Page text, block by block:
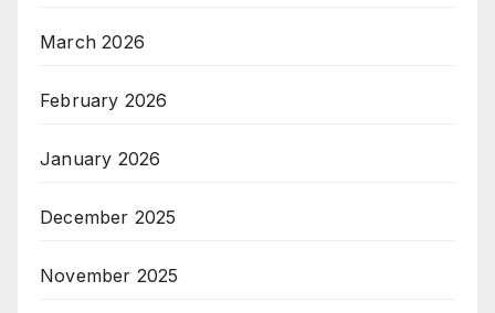
March 2026
February 2026
January 2026
December 2025
November 2025